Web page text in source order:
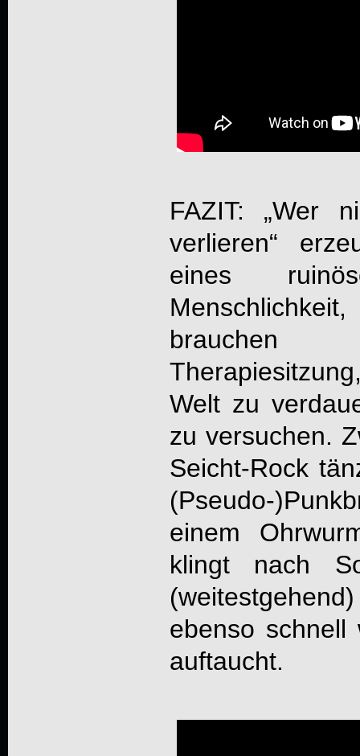
FAZIT: „Wer
verlieren“
eines
Welt zu
zu versuchen.
Seicht-Rock
(Pseudo-
einem
klingt nach
ebenso
auftaucht.